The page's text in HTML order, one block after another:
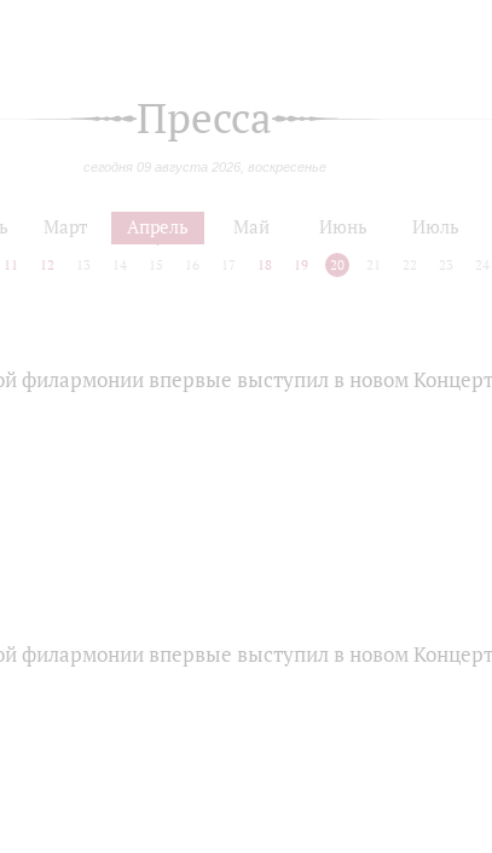
Пресса
сегодня 09 августа 2026, воскресенье
Март Апрель Май Июнь Июль
11 12 13 14 15 16 17 18 19 20 21 22 23 24
филармонии впервые выступил в новом
филармонии впервые выступил в новом